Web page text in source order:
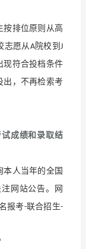
按排位原则从高
志愿从 A院校到 J
现符合投档条件
出，不再检索考
成绩和录取结
人当年的全国
网站公告。网
报考-联合招生-